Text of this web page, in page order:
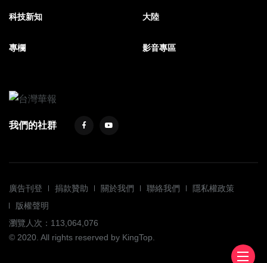
科技新知 大陸
專欄 影音專區
我們的社群
廣告刊登 捐款贊助 關於我們 聯絡我們
隱私權政策
版權聲明
瀏覽人次：113,064,076
© 2020. All rights reserved by KingTop.